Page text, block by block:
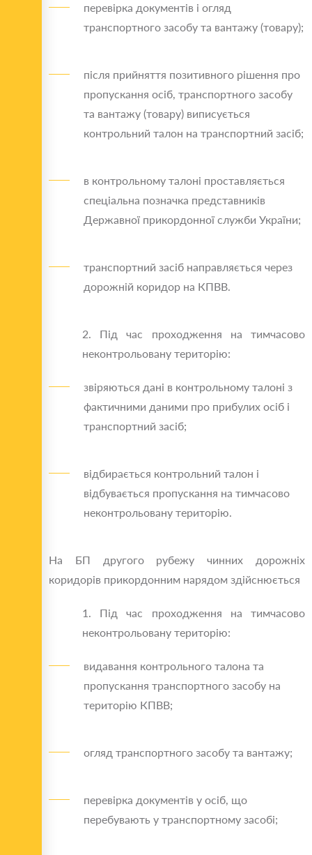
перевірка документів і огляд
транспортного засобу та вантажу (товару);
після прийняття позитивного рішення про
пропускання осіб, транспортного засобу
та вантажу (товару) виписується
контрольний талон на транспортний засіб;
в контрольному талоні проставляється
спеціальна позначка представників
Державної прикордонної служби України;
транспортний засіб направляється через
дорожній коридор на КПВВ.
2. Під час проходження на тимчасово
неконтрольовану територію:
звіряються дані в контрольному талоні з
фактичними даними про прибулих осіб і
транспортний засіб;
відбирається контрольний талон і
відбувається пропускання на тимчасово
неконтрольовану територію.
На БП другого рубежу чинних дорожніх
коридорів прикордонним нарядом здійснюється
1. Під час проходження на тимчасово
неконтрольовану територію:
видавання контрольного талона та
пропускання транспортного засобу на
територію КПВВ;
огляд транспортного засобу та вантажу;
перевірка документів у осіб, що
перебувають у транспортному засобі;